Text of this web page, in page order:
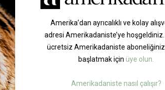
Amerika’dan ayrıcalıklı ve kolay
adresi Amerikadaniste’ye
ücretsiz Amerikadaniste
başlatmak için üye olun.
Amerikadaniste nasıl çalışır?